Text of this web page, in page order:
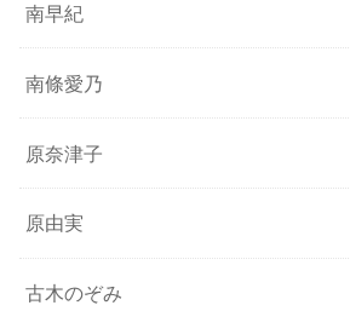
南早紀
南條愛乃
原奈津子
原由実
古木のぞみ